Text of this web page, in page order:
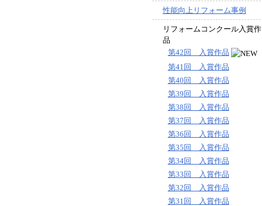
性能向上リフォーム事例
リフォームコンクール入賞作
品
第42回 入賞作品
第41回 入賞作品
第40回 入賞作品
第39回 入賞作品
第38回 入賞作品
第37回 入賞作品
第36回 入賞作品
第35回 入賞作品
第34回 入賞作品
第33回 入賞作品
第32回 入賞作品
第31回 入賞作品